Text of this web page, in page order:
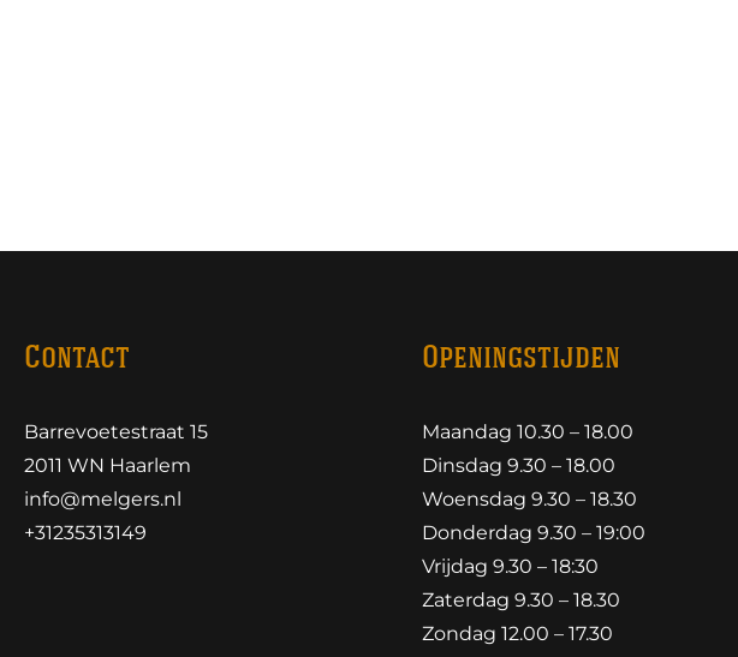
Contact
Barrevoetestraat 15
2011 WN Haarlem
info@melgers.nl
+31235313149
Openingstijden
Maandag 10.30 – 18.00
Dinsdag 9.30 – 18.00
Woensdag 9.30 – 18.30
Donderdag 9.30 – 19:00
Vrijdag 9.30 – 18:30
Zaterdag 9.30 – 18.30
Zondag 12.00 – 17.30